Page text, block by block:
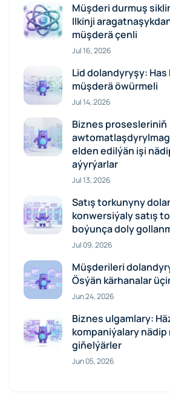
Müşderi durmuş
Ilkinji
müşderä çenli
Jul 16, 2026
Lid dolandyryşy: Has
müşderä öwürmeli
Jul 14, 2026
Biznes prosesleriniň
elden edilýän işi
aýyrýarlar
Jul 13, 2026
Satış torkunyny
konwersiýaly satış
boýunça doly
Jul 09, 2026
Müşderileri
Ösýän kärhanalar
Jun 24, 2026
Biznes ulgamlary:
kompaniýalary
giňelýärler
Jun 05, 2026